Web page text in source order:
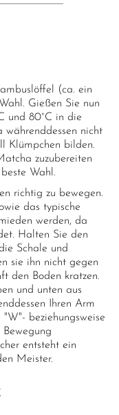
(ca. ein
Gießen Sie nun
und 80°C in die
währenddessen nicht
Klümpchen bilden.
zuzubereiten
Wahl.
richtig zu bewegen.
das typische
werden, da
Halten Sie den
Schale und
sie ihn nicht gegen
den Boden kratzen.
und unten aus
Ihren Arm
beziehungsweise
Bewegung
entsteht ein
Meister.